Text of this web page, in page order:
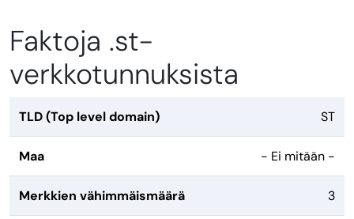
Faktoja .st-
verkkotunnuksista
TLD (Top level domain) ST
Maa - Ei mitään -
Merkkien vähimmäismäärä 3